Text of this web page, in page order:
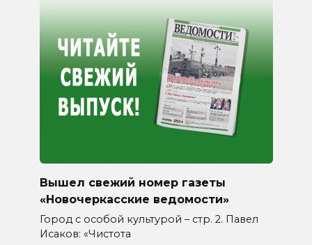
Вышел свежий номер газеты
«Новочеркасские ведомости»
Город с особой культурой – стр. 2. Павел
Исаков: «Чистота